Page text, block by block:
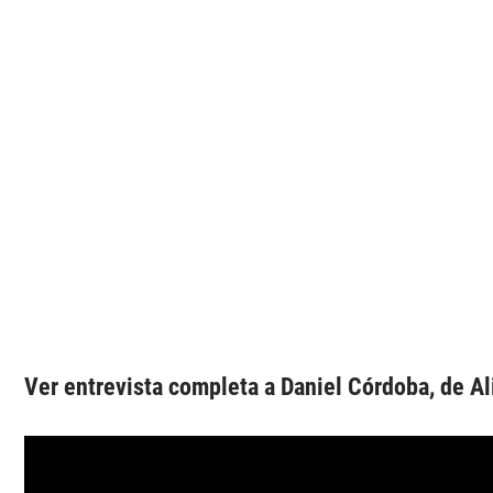
Ver entrevista completa a Daniel Córdoba, de